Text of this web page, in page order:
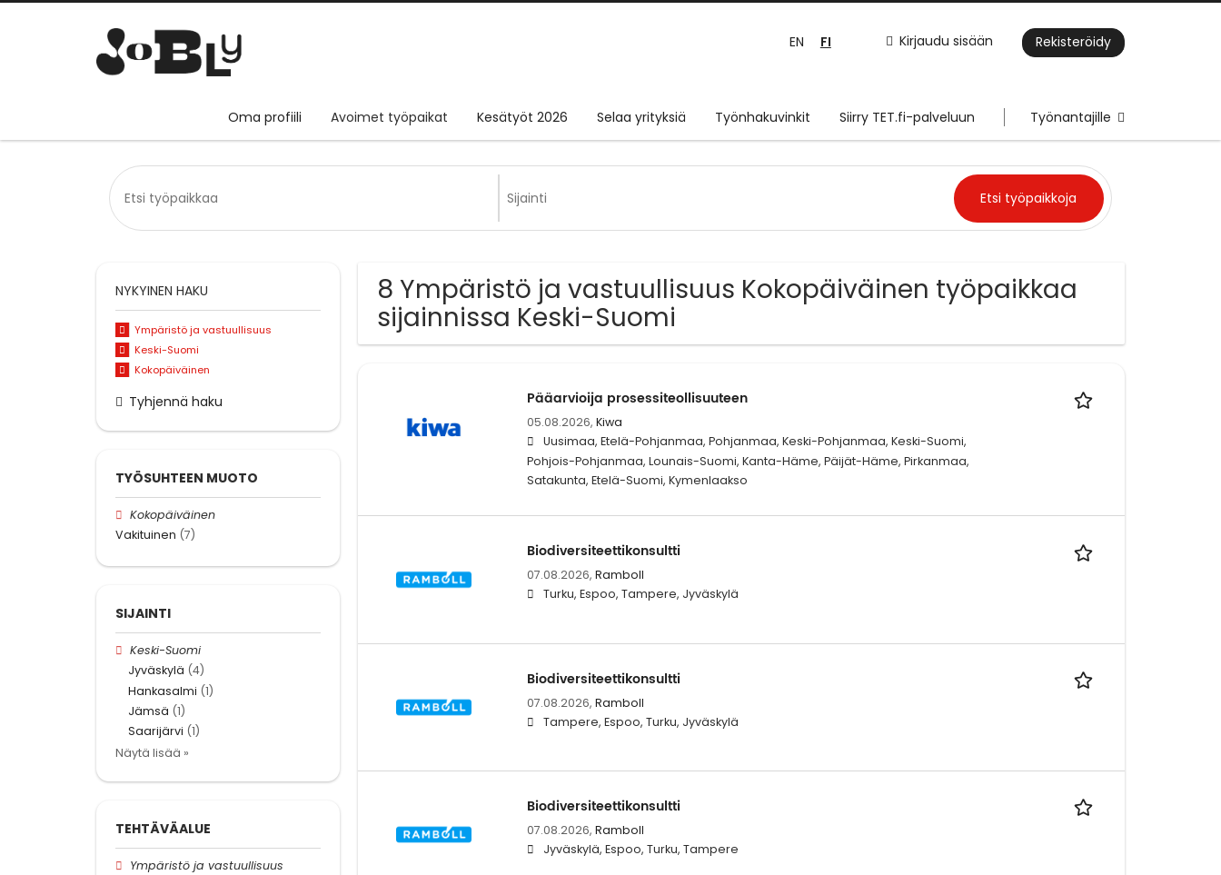
Kirjaudu sisään Rekisteröidy
EN FI
Oma profiili Avoimet työpaikat Kesätyöt 2026 Selaa yrityksiä Työnhakuvinkit Siirry TET.fi-palveluun Työnantajille
8 Ympäristö ja vastuullisuus Kokopäiväinen työpaikkaa
sijainnissa Keski-Suomi
Pääarvioija prosessiteollisuuteen
05.08.2026, Kiwa
Uusimaa, Etelä-Pohjanmaa, Pohjanmaa, Keski-Pohjanmaa, Keski-Suomi,
Pohjois-Pohjanmaa, Lounais-Suomi, Kanta-Häme, Päijät-Häme, Pirkanmaa,
Satakunta, Etelä-Suomi, Kymenlaakso
Biodiversiteettikonsultti
07.08.2026, Ramboll
Turku, Espoo, Tampere, Jyväskylä
Biodiversiteettikonsultti
07.08.2026, Ramboll
Tampere, Espoo, Turku, Jyväskylä
Biodiversiteettikonsultti
07.08.2026, Ramboll
Jyväskylä, Espoo, Turku, Tampere
NYKYINEN HAKU
Ympäristö ja vastuullisuus
Keski-Suomi
Kokopäiväinen
Tyhjennä haku
TYÖSUHTEEN MUOTO
Kokopäiväinen
Vakituinen (7)
SIJAINTI
Keski-Suomi
Jyväskylä (4)
Hankasalmi (1)
Jämsä (1)
Saarijärvi (1)
Näytä lisää »
TEHTÄVÄALUE
Ympäristö ja vastuullisuus